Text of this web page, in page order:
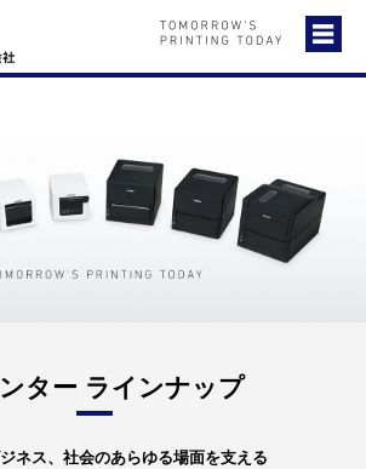
ター ラインナップ
ネス、社会のあらゆる場面を支える